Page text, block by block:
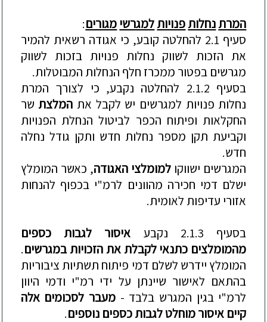
המרתנחלותפנויותלמגרשימגורים:
סעיף 2.1 להחלטה קובע, כי אגודה רשאית להמיר
את הזכות לשווק נחלות פנויותבזכות לשווק
מגרשים בפטור ממכרז חלף הנחלות המבוטלות.
בסעיף 2.1.2 להחלטה נקבע, כי לצורך המרת
נחלות פנויות למגרשים יש לקבל את המלצת שר
החקלאות ופיתוח הכפר לביטול הנחלת הפנויות
וקביעת תקן מספר נחלות חדש ותקן גודל נחלה
חדש.
המגרשים ישווקו למומלצי האגודה, כאשר המומלץ
ישלם דמי חכירה מהוונים לרמ"יבכפוף להנחות
אזורי עדיפות לאומית.
בסעיף 2.1.3 נקבע איסור לגבות
כספים
מהמומלצים כתנאי לקבלת אתהזכויותבמגרשים.
המומלץ יידרש לשלם דמי פיתוח תשתיות ציבוריות
בהתאם לאישור שיינתן על ידי רמ"י ודמי היוון
לרמ"יבגין המגרש בלבד - מעבר לסכומים אלה
קיים איסורמוחלטלגבותכספים נוספים.